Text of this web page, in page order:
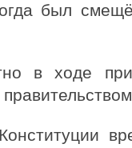
был
в ходе